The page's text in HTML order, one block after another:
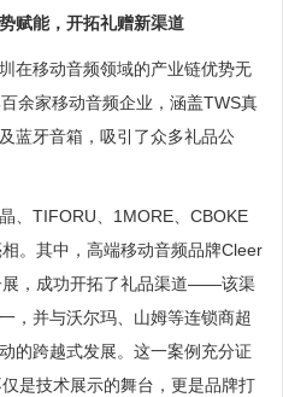
赋能，开拓礼赠新渠道
在移动音频领域的产业链优势无
余家移动音频企业，涵盖TWS真
蓝牙音箱，吸引了众多礼品公
、TIFORU、1MORE、CBOKE
。其中，高端移动音频品牌Cleer
展，成功开拓了礼品渠道——该渠
，并与沃尔玛、山姆等连锁商超
的跨越式发展。这一案例充分证
是技术展示的舞台，更是品牌打